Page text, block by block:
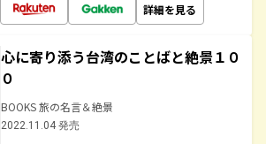
詳細を見る
心に寄り添う台湾のことばと絶景１０
０
BOOKS 旅の名言＆絶景
2022.11.04 発売